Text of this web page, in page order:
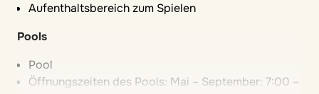
Aufenthaltsbereich zum Spielen
Pools
Pool
Öffnungszeiten des Pools: Mai – September: 7:00 –